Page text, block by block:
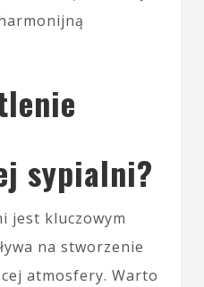
sypialni?
jest kluczowym
na stworzenie
atmosfery. Warto